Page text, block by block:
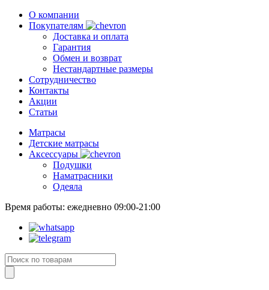
О компании
Покупателям
Доставка и оплата
Гарантия
Обмен и возврат
Нестандартные размеры
Сотрудничество
Контакты
Акции
Статьи
Матрасы
Детские матрасы
Аксессуары
Подушки
Наматрасники
Одеяла
Время работы: ежедневно 09:00-21:00